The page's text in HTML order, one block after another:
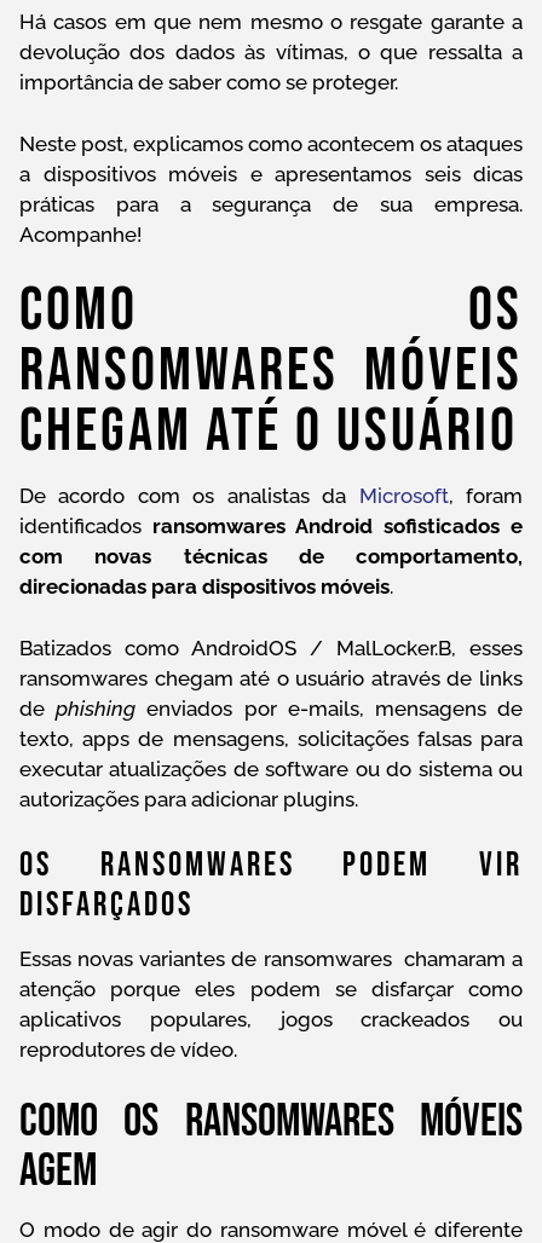
Há casos em que nem mesmo o resgate garante a
devolução dos dados às vítimas, o que ressalta a
importância de saber como se proteger.
Neste post, explicamos como acontecem os ataques
a dispositivos móveis e apresentamos seis dicas
práticas para a segurança de sua empresa.
Acompanhe!
Como Os
Ransomwares Móveis
Chegam Até O Usuário
De acordo com os analistas da Microsoft, foram
identificados ransomwares Android sofisticados e
com novas técnicas de comportamento,
direcionadas para dispositivos móveis.
Batizados como AndroidOS / MalLocker.B, esses
ransomwares chegam até o usuário através de links
dephishing enviados por e-mails, mensagens de
texto, apps de mensagens, solicitações falsas para
executar atualizações de software ou do sistema ou
autorizações para adicionar plugins.
Os Ransomwares Podem Vir
Disfarçados
Essas novas variantes de ransomwares chamaram a
atenção porque eles podem se disfarçar como
aplicativos populares, jogos crackeados ou
reprodutores de vídeo.
Como os ransomwares móveis
agem
O modo de agir do ransomware móvel é diferente